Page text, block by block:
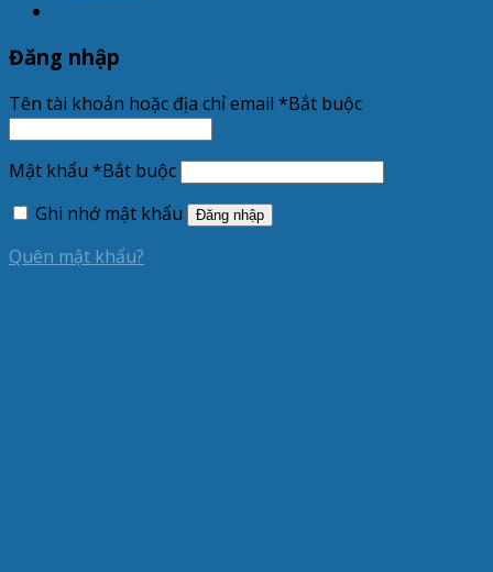
Đăng nhập
Tên tài khoản hoặc địa chỉ email *Bắt buộc
Mật khẩu *Bắt buộc
Ghi nhớ mật khẩu
Đăng nhập
Quên mật khẩu?